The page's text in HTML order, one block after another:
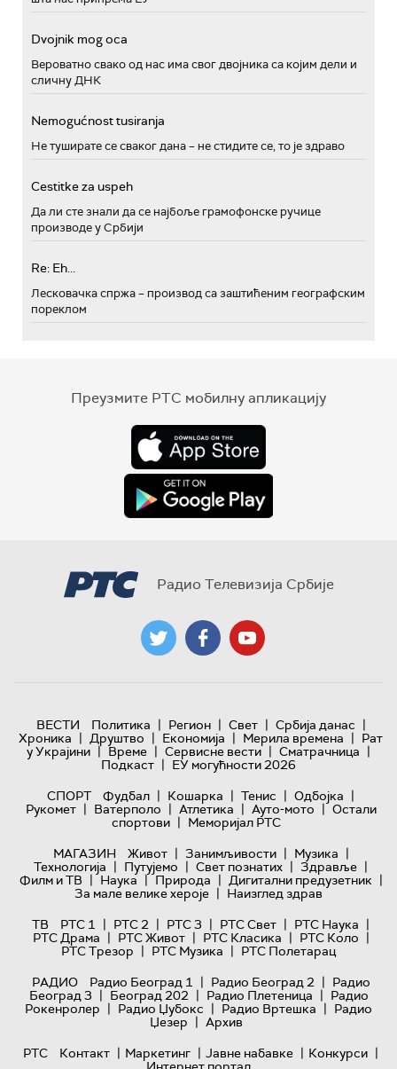
Dvojnik mog oca
Вероватно свако од нас има свог двојника са којим дели и
сличну ДНК
Nemogućnost tusiranja
Не туширате се сваког дана – не стидите се, то је здраво
Cestitke za uspeh
Да ли сте знали да се најбоље грамофонске ручице
производе у Србији
Re: Eh...
Лесковачка спржа – производ са заштићеним географским
пореклом
Преузмите РТС мобилну апликацију
Радио Телевизија Србије
ВЕСТИ Политика | Регион | Свет | Србија данас |
Хроника | Друштво | Економија | Мерила времена | Рат
у Украјини | Време | Сервисне вести | Сматрачница |
Подкаст | ЕУ могућности 2026
СПОРТ
Фудбал | Кошарка | Тенис | Одбојка |
Рукомет | Ватерполо | Атлетика | Ауто-мото | Остали
спортови | Меморијал РТС
МАГАЗИН
Живот | Занимљивости | Музика |
Технологијa | Путујемо | Свет познатих | Здравље |
Филм и ТВ | Наука | Природа | Дигитални предузетник |
За мале велике хероје | Наизглед здрав
ТВ
РТС 1 | РТС 2 | РТС 3 | РТС Свет | РТС Наука |
РТС Драма | РТС Живот | РТС Класика | РТС Коло |
РТС Трезор | РТС Музика | РТС Полетарац
РАДИО
Радио Београд 1 | Радио Београд 2 | Радио
Београд 3 | Београд 202 | Радио Плетеница | Радио
Рокенролер | Радио Џубокс | Радио Вртешка | Радио
Џезер | Архив
РТС
Контакт | Маркетинг | Јавне набавке | Конкурси |